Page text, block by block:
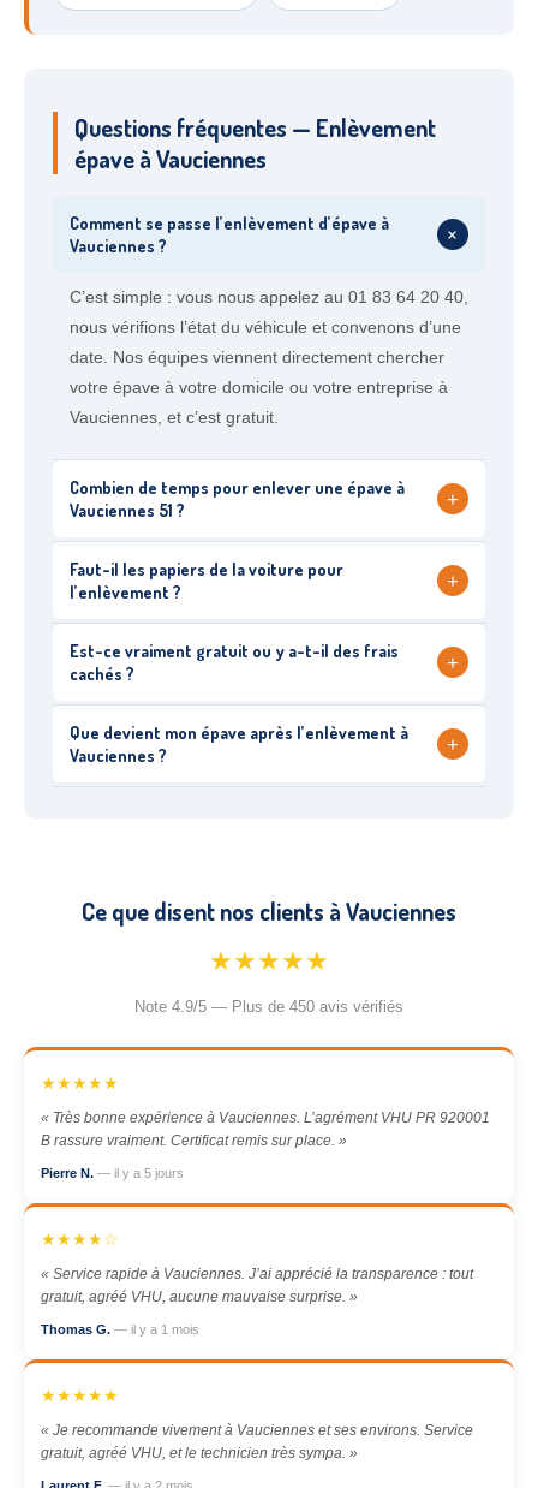
Questions fréquentes — Enlèvement
épave à Vauciennes
Comment se passe l’enlèvement d’épave à
Vauciennes ?
+
C’est simple : vous nous appelez au 01 83 64 20 40,
nous vérifions l’état du véhicule et convenons d’une
date. Nos équipes viennent directement chercher
votre épave à votre domicile ou votre entreprise à
Vauciennes, et c’est gratuit.
Combien de temps pour enlever une épave à
Vauciennes 51 ?
+
Faut-il les papiers de la voiture pour
l’enlèvement ?
+
Est-ce vraiment gratuit ou y a-t-il des frais
cachés ?
+
Que devient mon épave après l’enlèvement à
Vauciennes ?
+
Ce que disent nos clients à Vauciennes
★★★★★
Note 4.9/5 — Plus de 450 avis vérifiés
★★★★★
« Très bonne expérience à Vauciennes. L’agrément VHU PR 920001
B rassure vraiment. Certificat remis sur place. »
Pierre N. — il y a 5 jours
★★★★☆
« Service rapide à Vauciennes. J’ai apprécié la transparence : tout
gratuit, agréé VHU, aucune mauvaise surprise. »
Thomas G. — il y a 1 mois
★★★★★
« Je recommande vivement à Vauciennes et ses environs. Service
gratuit, agréé VHU, et le technicien très sympa. »